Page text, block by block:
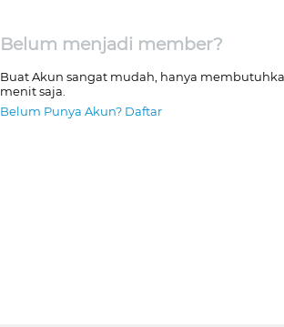
Belum menjadi member?
Buat Akun sangat mudah, hanya
menit saja.
Belum Punya Akun? Daftar